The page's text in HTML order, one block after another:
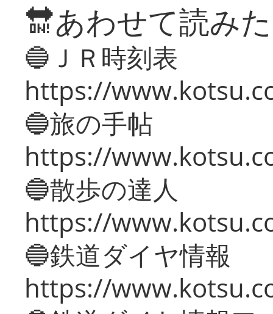
🔛あわせて読み
🔵ＪＲ時刻表
https://
🔵旅の手帖
https://
🔵散歩の達人
https://
🔵鉄道ダイヤ情報
https://